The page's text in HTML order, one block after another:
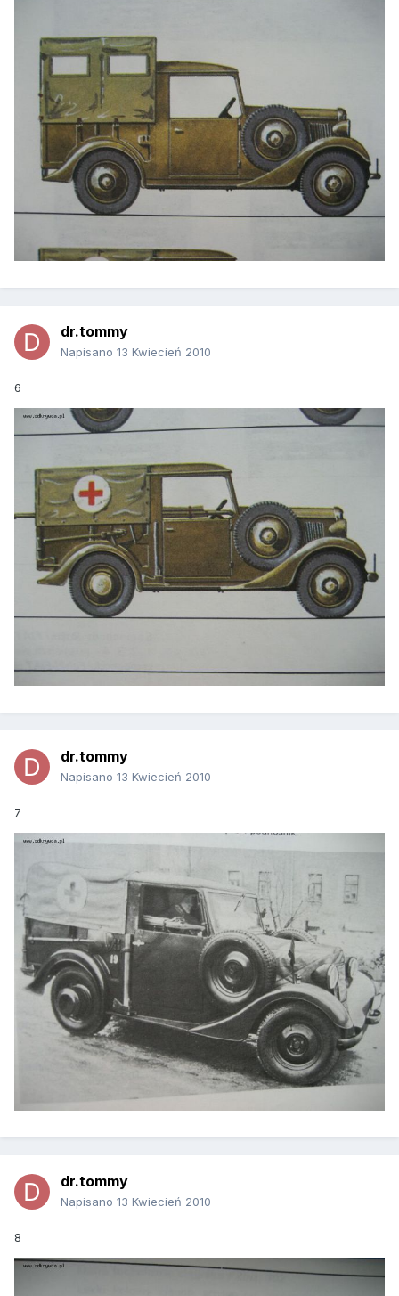
dr.tommy
Napisano 13 Kwiecień 2010
6
dr.tommy
Napisano 13 Kwiecień 2010
7
dr.tommy
Napisano 13 Kwiecień 2010
8